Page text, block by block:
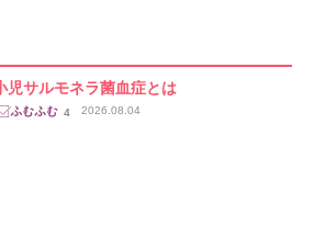
児サルモネラ菌血症とは
4 2026.08.04